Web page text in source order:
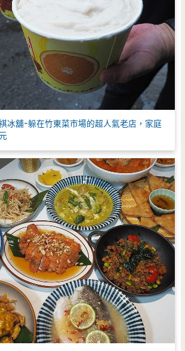
冰舖-躲在竹東菜市場的超人氣老店，家庭